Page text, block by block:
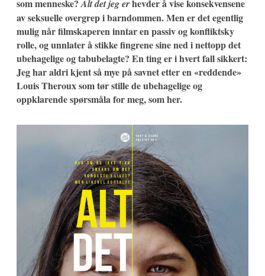
som menneske?Alt det jeg erhevder å vise konsekvensene
av seksuelle overgrep i barndommen. Men er det egentlig
mulig når filmskaperen inntar en passiv og konfliktsky
rolle, og unnlater å stikke fingrene sine ned i nettopp det
ubehagelige og tabubelagte? En ting er i hvert fall sikkert:
Jeg har aldri kjent så mye på savnet etter en «reddende»
Louis Theroux som tør stille de ubehagelige og
oppklarende spørsmåla for meg, som her.